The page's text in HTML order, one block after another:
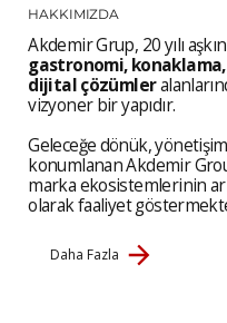
HAKKIMIZDA
Akdemir Grup, 20 yılı
gastronomi,
dijital çözümler
vizyoner bir yapıdır.
Geleceğe dönük,
konumlanan Akdemir
marka ekosistemlerinin
olarak faaliyet
Daha Fazla